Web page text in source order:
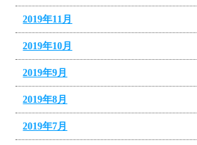
2019年11月
2019年10月
2019年9月
2019年8月
2019年7月